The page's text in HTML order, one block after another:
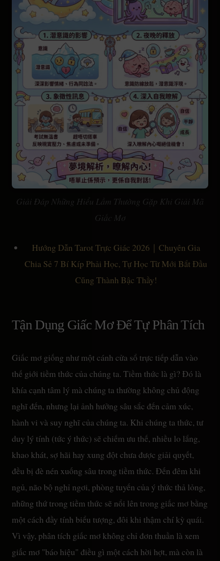
Giải Đáp Những Hiểu Lầm Thường Gặp Khi Giải Mã
Giấc Mơ
Hướng Dẫn Tarot Trực Giác 2026｜Chuyên Gia
Chia Sẻ 7 Bí Kíp Phải Học, Tự Học Từ Mới Bắt Đầu
Cũng Thành Bậc Thầy!
Tận Dụng Giấc Mơ Để Tự Phân Tích
Giấc mơ giống như một cánh cửa sổ trực tiếp dẫn vào
thế giới tiềm thức của chúng ta. Tiềm thức là gì? Đó là
khía cạnh tâm lý mà chúng ta thường không chủ động
nghĩ đến, nhưng lại ảnh hưởng sâu sắc đến cảm xúc,
hành vi và suy nghĩ của chúng ta. Khi chúng ta thức, tư
duy lý tính (tức ý thức) sẽ chiếm ưu thế, nhiều lo lắng,
khao khát, sợ hãi hay xung đột chưa được giải quyết,
đều bị đè nén xuống sâu trong tiềm thức. Đến đêm khi
ngủ, não bộ nghỉ ngơi, phòng tuyến của ý thức thả lỏng,
những thứ trong tiềm thức sẽ nổi lên trong giấc mơ bằng
một cách đầy tính biểu tượng, đôi khi thậm chí kỳ quái.
Vì vậy, phân tích giấc mơ không chỉ đơn thuần là xem
giấc mơ "báo hiệu" điều gì một cách hời hợt, mà còn là